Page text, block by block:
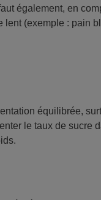
également, en
(exemple : pain
équilibrée,
le taux de sucre